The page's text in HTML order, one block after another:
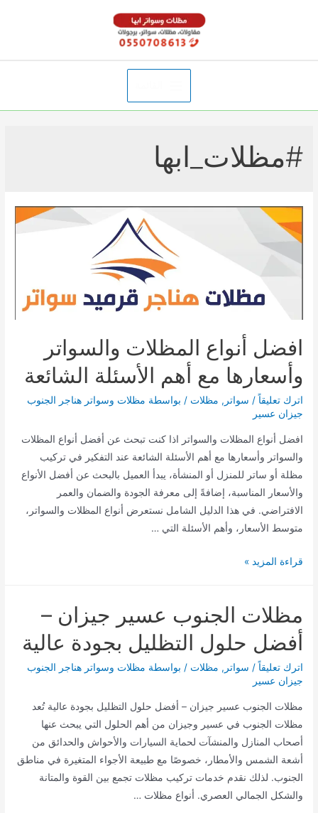
Main
#مظلات_ابها
افضل أنواع المظلات والسواتر
وأسعارها مع أهم الأسئلة الشائعة
اترك تعليقاً / سواتر , مظلات / بواسطة مظلات وسواتر هناجر الجنوب
جيزان عسير
افضل أنواع المظلات والسواتر اذا كنت تبحث عن أفضل أنواع المظلات
والسواتر وأسعارها مع أهم الأسئلة الشائعة عند التفكير في تركيب
مظلة أو ساتر للمنزل أو المنشأة، يبدأ العميل بالبحث عن أفضل الأنواع
والأسعار المناسبة، إضافةً إلى معرفة الجودة والضمان والعمر
الافتراضي. في هذا الدليل الشامل نستعرض أنواع المظلات والسواتر،
متوسط الأسعار، وأهم الأسئلة التي …
افضل
والسواتر
وأسعارها
مع
أهم
الأسئلة
الشائعة
قراءة المزيد »
مظلات الجنوب عسير جيزان –
أفضل حلول التظليل بجودة عالية
اترك تعليقاً / سواتر , مظلات / بواسطة مظلات وسواتر هناجر الجنوب
جيزان عسير
مظلات الجنوب عسير جيزان – أفضل حلول التظليل بجودة عالية تُعد
مظلات الجنوب في عسير وجيزان من أهم الحلول التي يبحث عنها
أصحاب المنازل والمنشآت لحماية السيارات والأحواش والحدائق من
أشعة الشمس والأمطار، خصوصًا مع طبيعة الأجواء المتغيرة في مناطق
الجنوب. لذلك نقدم خدمات تركيب مظلات تجمع بين القوة والمتانة
والشكل الجمالي العصري. أنواع مظلات …